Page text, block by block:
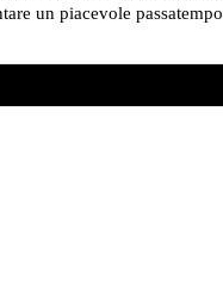
un piacevole passatempo